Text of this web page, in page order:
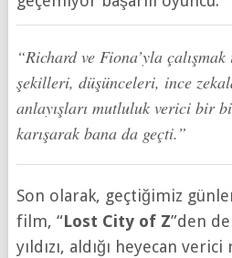
“Richard ve Fiona’yla çalışmak
şekilleri, düşünceleri, ince
anlayışları mutluluk verici bir
karışarak bana da geçti.”
Son olarak, geçtiğimiz
film, “Lost City of Z”den
yıldızı, aldığı heyecan